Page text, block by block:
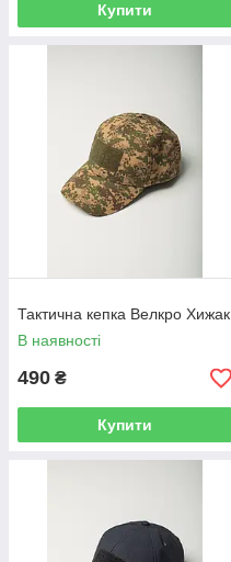
Купити
Тактична кепка Велкро Хижак
В наявності
490 ₴
Купити